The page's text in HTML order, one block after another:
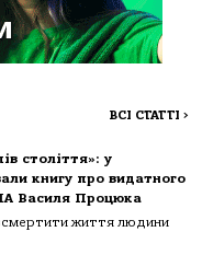
ВСІ СТАТТІ >
століття»: у
книгу про видатного
Василя Процюка
життя людини